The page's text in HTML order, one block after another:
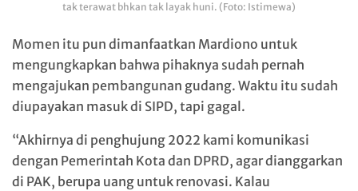
tak terawat bhkan tak layak huni. (Foto: Istimewa)
Momen itu pun dimanfaatkan Mardiono untuk
mengungkapkan bahwa pihaknya sudah pernah
mengajukan pembangunan gudang. Waktu itu sudah
diupayakan masuk di SIPD, tapi gagal.
“Akhirnya di penghujung 2022 kami komunikasi
dengan Pemerintah Kota dan DPRD, agar dianggarkan
di PAK, berupa uang untuk renovasi. Kalau